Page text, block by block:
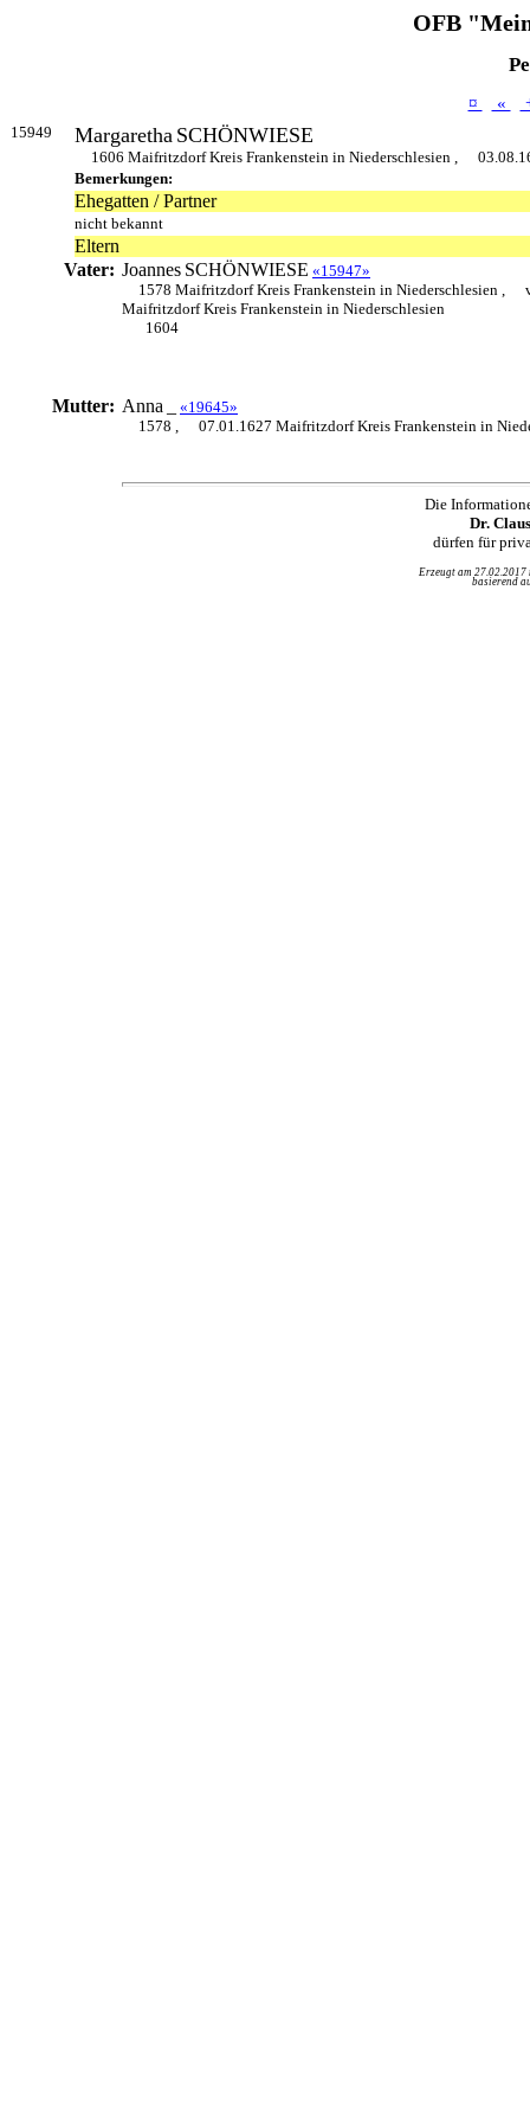
OFB
¤ «
15949 Margaretha SCHÖNWIESE
1606 Maifritzdorf Kreis Frankenstein in Niederschlesien ,
Bemerkungen:
Ehegatten / Partner
nicht bekannt
Eltern
Vater: Joannes SCHÖNWIESE «15947»
1578 Maifritzdorf Kreis Frankenstein in Niederschlesien ,
Maifritzdorf Kreis Frankenstein in Niederschlesien
1604
Mutter: Anna
«19645»
1578 ,
07.01.1627 Maifritzdorf Kreis Frankenstein in
Die
Dr.
dürfen für
Erzeugt am
basierend